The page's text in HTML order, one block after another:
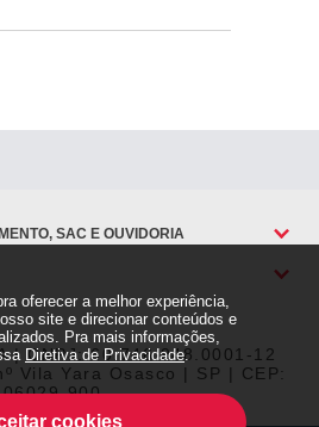
oferecer a melhor experiência,
site e direcionar conteúdos e
Pra mais informações,
Diretiva de Privacidade.
cookies
SAC E OUVIDORIA
| CNPJ: 60.746.948.0001-12
Vila Yara Osasco | SP | CEP:
06029-900